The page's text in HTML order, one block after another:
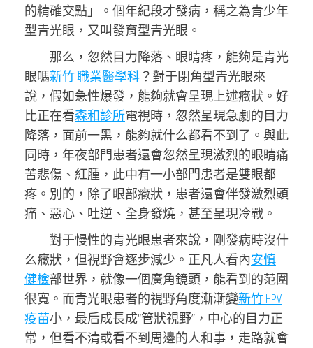
的精確交點」。個年紀段才發病，稱之為青少年
型青光眼，又叫發育型青光眼。
那么，忽然目力降落、眼睛疼，能夠是青光
眼嗎新竹 職業醫學科？對于閉角型青光眼來
說，假如急性爆發，能夠就會呈現上述癥狀。好
比正在看森和診所電視時，忽然呈現急劇的目力
降落，面前一黑，能夠就什么都看不到了。與此
同時，年夜部門患者還會忽然呈現激烈的眼睛痛
苦悲傷、紅腫，此中有一小部門患者是雙眼都
疼。別的，除了眼部癥狀，患者還會伴發激烈頭
痛、惡心、吐逆、全身發燒，甚至呈現冷戰。
對于慢性的青光眼患者來說，剛發病時沒什
么癥狀，但視野會逐步減少。正凡人看內安慎
健檢部世界，就像一個廣角鏡頭，能看到的范圍
很寬。而青光眼患者的視野角度漸漸變新竹 HPV
疫苗小，最后成長成“管狀視野”，中心的目力正
常，但看不清或看不到周邊的人和事，走路就會